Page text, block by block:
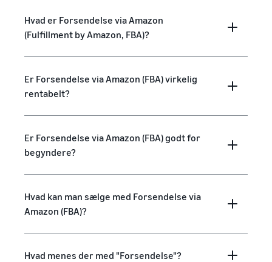
Hvad er Forsendelse via Amazon
(Fulfillment by Amazon, FBA)?
Er Forsendelse via Amazon (FBA) virkelig
rentabelt?
Er Forsendelse via Amazon (FBA) godt for
begyndere?
Hvad kan man sælge med Forsendelse via
Amazon (FBA)?
Hvad menes der med "Forsendelse"?